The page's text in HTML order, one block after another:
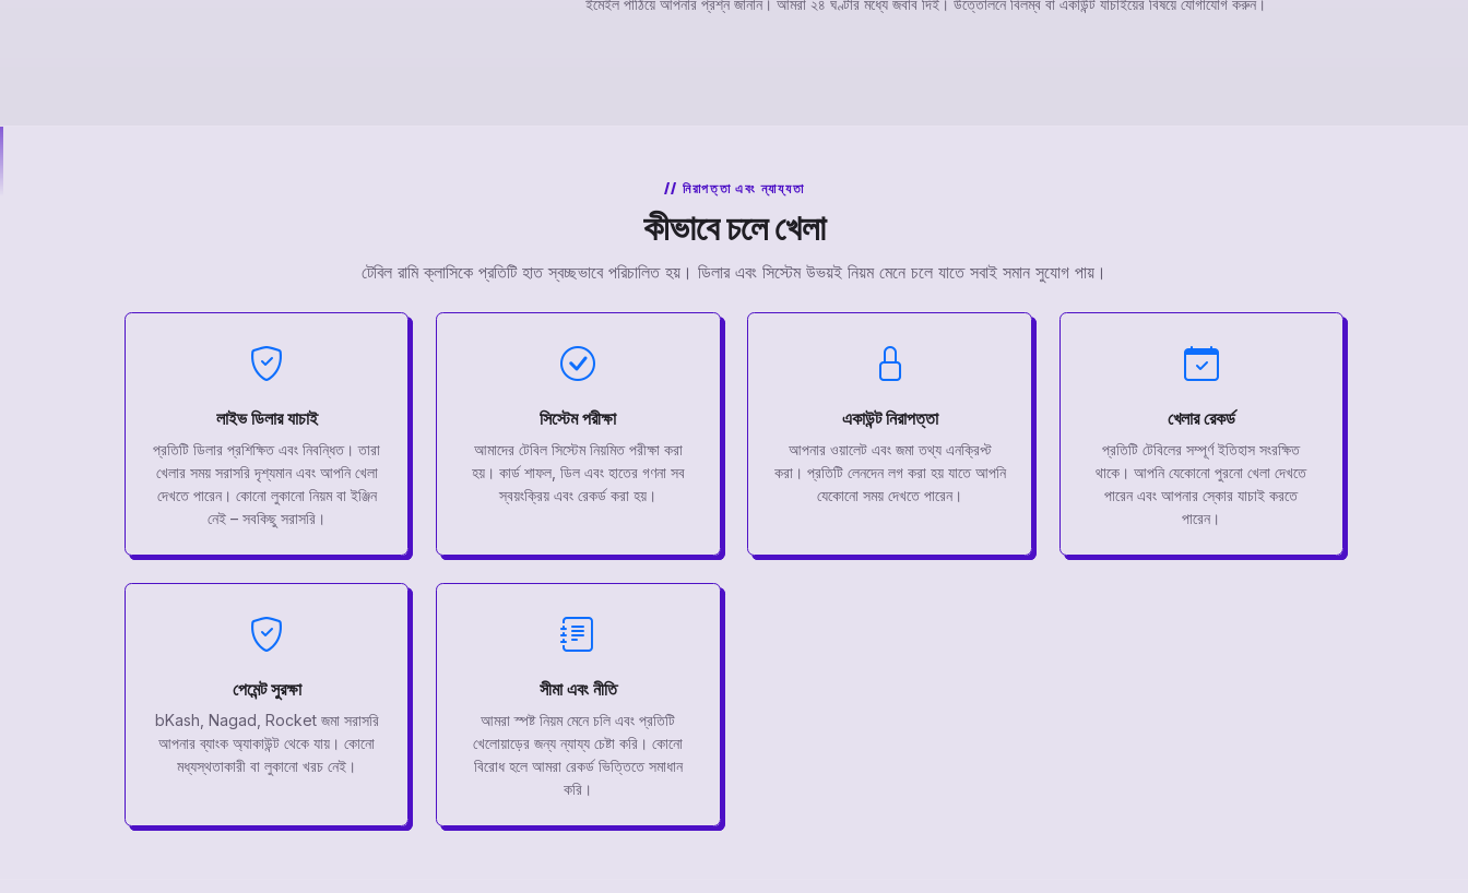
ইমেইল পাঠিয়ে আপনার প্রশ্ন জানান। আমরা ২৪ ঘণ্টার মধ্যে জবাব দিই। উত্তোলনে বিলম্ব বা একাউন্ট যাচাইয়ের বিষয়ে যোগাযোগ করুন।
নিরাপত্তা এবং ন্যায্যতা
কীভাবে চলে খেলা
টেবিল রামি ক্লাসিকে প্রতিটি হাত স্বচ্ছভাবে পরিচালিত হয়। ডিলার এবং সিস্টেম উভয়ই নিয়ম মেনে চলে যাতে সবাই সমান সুযোগ পায়।
লাইভ ডিলার যাচাই
প্রতিটি ডিলার প্রশিক্ষিত এবং নিবন্ধিত। তারা
খেলার সময় সরাসরি দৃশ্যমান এবং আপনি খেলা
দেখতে পারেন। কোনো লুকানো নিয়ম বা ইঞ্জিন
নেই – সবকিছু সরাসরি।
সিস্টেম পরীক্ষা
আমাদের টেবিল সিস্টেম নিয়মিত পরীক্ষা করা
হয়। কার্ড শাফল, ডিল এবং হাতের গণনা সব
স্বয়ংক্রিয় এবং রেকর্ড করা হয়।
একাউন্ট নিরাপত্তা
আপনার ওয়ালেট এবং জমা তথ্য এনক্রিপ্ট
করা। প্রতিটি লেনদেন লগ করা হয় যাতে আপনি
যেকোনো সময় দেখতে পারেন।
খেলার রেকর্ড
প্রতিটি টেবিলের সম্পূর্ণ ইতিহাস সংরক্ষিত
থাকে। আপনি যেকোনো পুরনো খেলা দেখতে
পারেন এবং আপনার স্কোর যাচাই করতে
পারেন।
পেমেন্ট সুরক্ষা
bKash, Nagad, Rocket জমা সরাসরি
আপনার ব্যাংক অ্যাকাউন্ট থেকে যায়। কোনো
মধ্যস্থতাকারী বা লুকানো খরচ নেই।
সীমা এবং নীতি
আমরা স্পষ্ট নিয়ম মেনে চলি এবং প্রতিটি
খেলোয়াড়ের জন্য ন্যায্য চেষ্টা করি। কোনো
বিরোধ হলে আমরা রেকর্ড ভিত্তিতে সমাধান
করি।